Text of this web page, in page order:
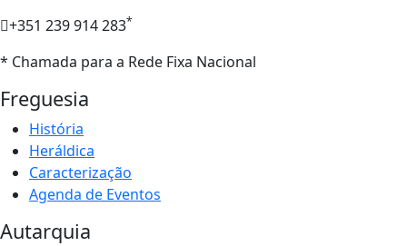
+351 239 914 283*
* Chamada para a Rede Fixa Nacional
Freguesia
História
Heráldica
Caracterização
Agenda de Eventos
Autarquia